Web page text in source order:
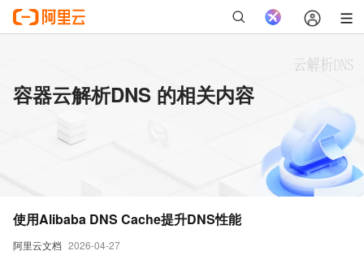
容器云解析DNS 的相关内容
阿里云文档 2026-04-27
使用Alibaba DNS Cache提升DNS性能